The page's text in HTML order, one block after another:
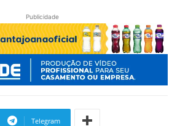
Publicidade
Telegram